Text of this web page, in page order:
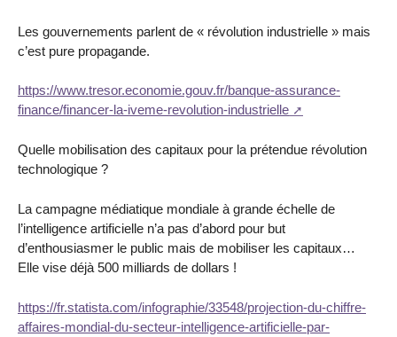
Les gouvernements parlent de « révolution industrielle » mais
c’est pure propagande.
https://www.tresor.economie.gouv.fr/banque-assurance-
finance/financer-la-iveme-revolution-industrielle
Quelle mobilisation des capitaux pour la prétendue révolution
technologique ?
La campagne médiatique mondiale à grande échelle de
l’intelligence artificielle n’a pas d’abord pour but
d’enthousiasmer le public mais de mobiliser les capitaux…
Elle vise déjà 500 milliards de dollars !
https://fr.statista.com/infographie/33548/projection-du-chiffre-
affaires-mondial-du-secteur-intelligence-artificielle-par-